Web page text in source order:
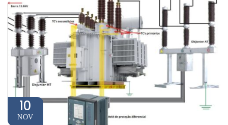
10
NOV